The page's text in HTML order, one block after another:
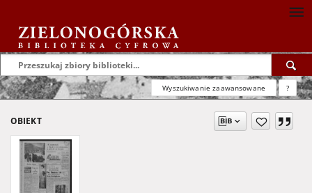
Wyszukiwanie zaawansowane ?
OBIEKT